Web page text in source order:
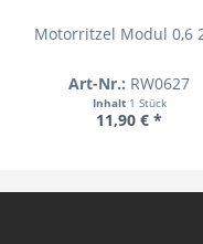
Motorritzel Modul 0,6
Art-Nr.: RW0627
Inhalt 1 Stück
11,90 € *